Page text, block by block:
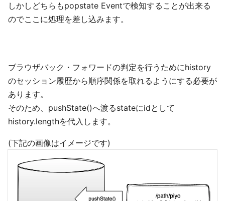
しかしどちらもpopstate Eventで検知することが出来る
のでここに処理を差し込みます。
ブラウザバック・フォワードの判定を行うためにhistory
のセッション履歴から順序関係を取れるようにする必要が
あります。
そのため、pushState()へ渡るstateにidとして
history.lengthを代入します。
(下記の画像はイメージです)